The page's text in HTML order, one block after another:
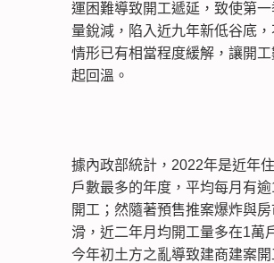
運困難導致開工遞延，致使第
量銳減，陷入近九年新低谷底，
情形已有相當程度緩解，讓開工
起回溫。
據內政部統計，2022年是近年
戶數最多的年度，平均每月有逾
開工；然隨著預售推案爆炸與
滑，近二年月均開工量多在1萬
今年初土方之亂導致建商建案開